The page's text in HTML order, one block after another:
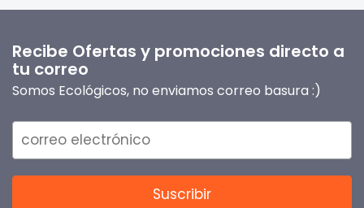
Recibe Ofertas y promociones directo a
tu correo
Somos Ecológicos, no enviamos correo basura :)